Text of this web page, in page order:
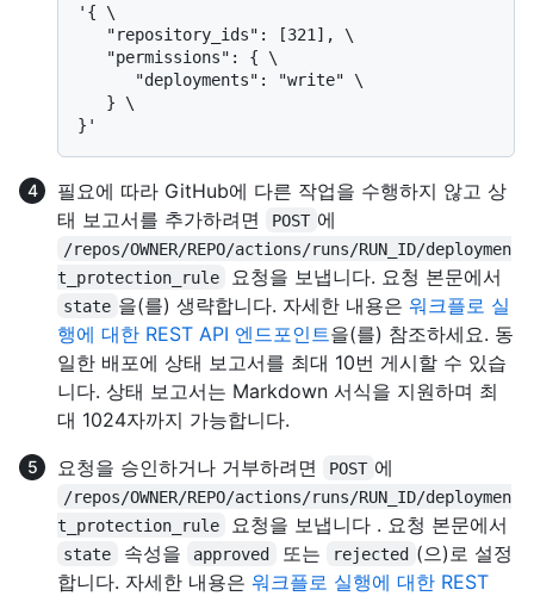
'{ \
필요에 따라 GitHub에 다른 작업을 수행하지 않고 상
태 보고서를 추가하려면
POST 에
/repos/OWNER/REPO/actions/runs/RUN_ID/deploymen
t_protection_rule
요청을 보냅니다. 요청 본문에서
state 을(를) 생략합니다. 자세한 내용은 워크플로 실
행에 대한 REST API 엔드포인트을(를) 참조하세요. 동
일한 배포에 상태 보고서를 최대 10번 게시할 수 있습
니다. 상태 보고서는 Markdown 서식을 지원하며 최
대 1024자까지 가능합니다.
요청을 승인하거나 거부하려면
POST 에
/repos/OWNER/REPO/actions/runs/RUN_ID/deploymen
t_protection_rule
요청을 보냅니다 . 요청 본문에서
state 속성을 approved 또는 rejected (으)로 설정
합니다. 자세한 내용은 워크플로 실행에 대한 REST